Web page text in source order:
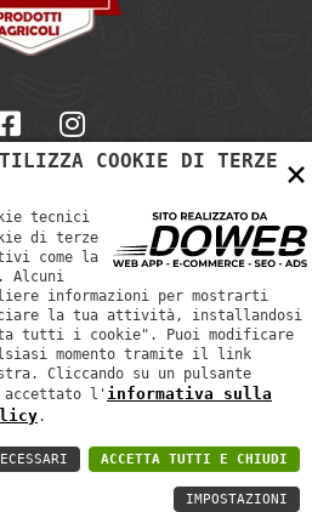
Privacy
02173600236
×
COOKIE DI TERZE
tecnici
di terze
come la
Alcuni
informazioni per mostrarti
la tua attività, installandosi
tutti i cookie". Puoi modificare
momento tramite il link
Cliccando su un pulsante
accettato l' informativa sulla
.
ACCETTA TUTTI E CHIUDI
IMPOSTAZIONI